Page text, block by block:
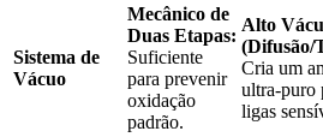
Sistema de
Vácuo
Mecânico de
Duas Etapas:
Suficiente
para prevenir
oxidação
padrão.
Alto
(Difusão/
Cria um
ultra-puro
ligas